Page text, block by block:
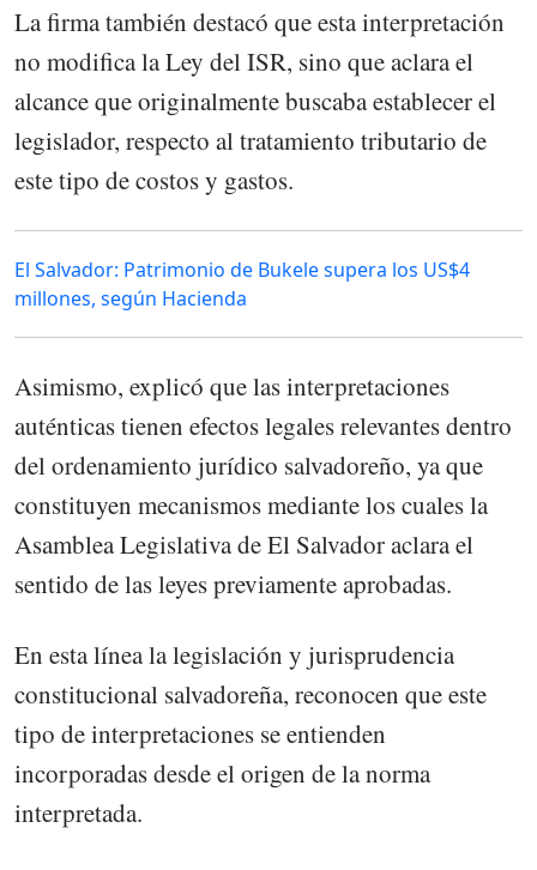
La firma también destacó que esta interpretación
no modifica la Ley del ISR, sino que aclara el
alcance que originalmente buscaba establecer el
legislador, respecto al tratamiento tributario de
este tipo de costos y gastos.
El Salvador: Patrimonio de Bukele supera los US$4
millones, según Hacienda
Asimismo, explicó que las interpretaciones
auténticas tienen efectos legales relevantes dentro
del ordenamiento jurídico salvadoreño, ya que
constituyen mecanismos mediante los cuales la
Asamblea Legislativa de El Salvador aclara el
sentido de las leyes previamente aprobadas.
En esta línea la legislación y jurisprudencia
constitucional salvadoreña, reconocen que este
tipo de interpretaciones se entienden
incorporadas desde el origen de la norma
interpretada.